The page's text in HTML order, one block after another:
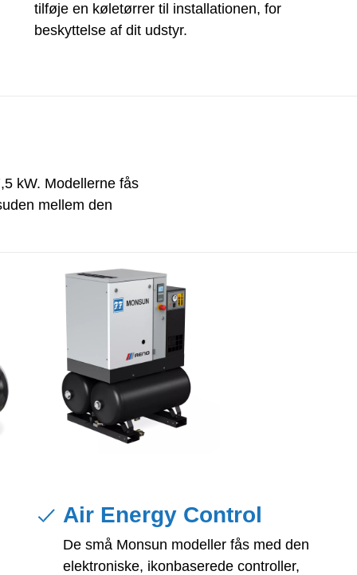
tilføje en køletørrer til installationen, for
beskyttelse af dit udstyr.
kW. Modellerne fås
mellem den
Air Energy Control
De små Monsun modeller fås med den
elektroniske, ikonbaserede controller,